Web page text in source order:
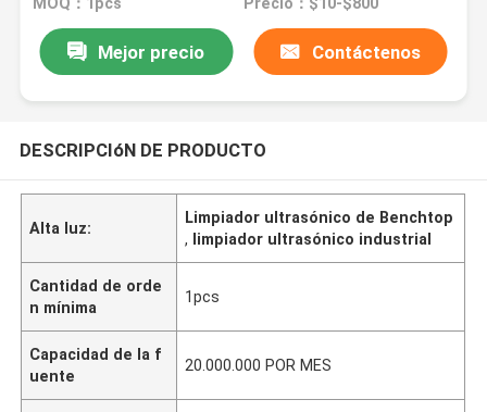
MOQ：1pcs Precio：$10-$800
Mejor precio Contáctenos
DESCRIPCIóN DE PRODUCTO
Alta luz:
Limpiador ultrasónico de Benchtop
, limpiador ultrasónico industrial
Cantidad de orde
n mínima
1pcs
Capacidad de la f
uente
20.000.000 POR MES